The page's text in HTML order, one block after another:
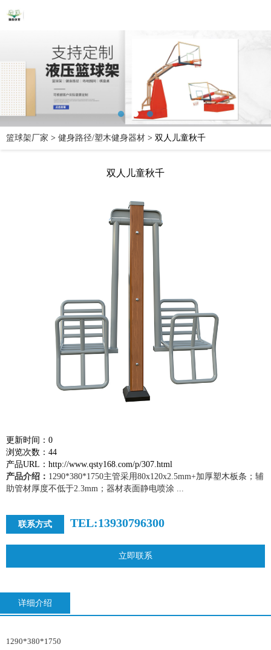
篮球架厂家 > 健身路径/塑木健身器材 > 双人儿童秋千
双人儿童秋千
更新时间：0
浏览次数：44
产品URL：http://www.qsty168.com/p/307.html
产品介绍： 1290*380*1750主管采用80x120x2.5mm+加厚塑木板条；辅
助管材厚度不低于2.3mm；器材表面静电喷涂 ...
联系方式 TEL:13930796300
立即联系
详细介绍
1290*380*1750